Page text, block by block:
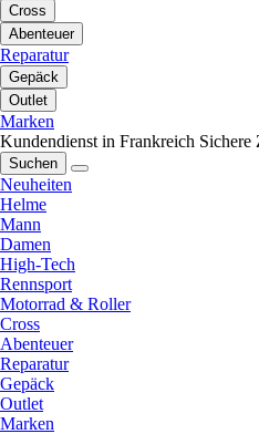
Cross
Abenteuer
Reparatur
Gepäck
Outlet
Marken
Kundendienst in Frankreich Sichere
Suchen
Neuheiten
Helme
Mann
Damen
High-Tech
Rennsport
Motorrad & Roller
Cross
Abenteuer
Reparatur
Gepäck
Outlet
Marken